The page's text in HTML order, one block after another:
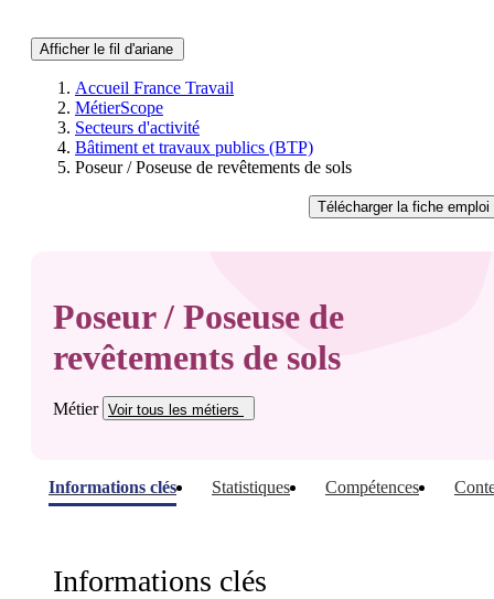
Afficher le fil d'ariane
Accueil France Travail
MétierScope
Secteurs d'activité
Bâtiment et travaux publics (BTP)
Poseur / Poseuse de revêtements de sols
Télécharger la fiche emploi
Poseur / Poseuse de
revêtements de sols
Métier Voir tous les métiers
Informations clés Statistiques Compétences
Informations clés